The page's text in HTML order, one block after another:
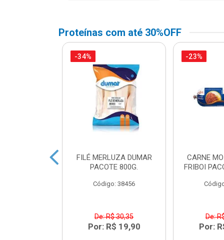
Proteínas com até 30%OFF
-34%
FILÉ MERLUZA DUMAR
PACOTE 800G.
Código: 38456
De: R$ 30,35
Por: R$ 19,90
-23%
CARNE
FRIBOI
De:
Por: